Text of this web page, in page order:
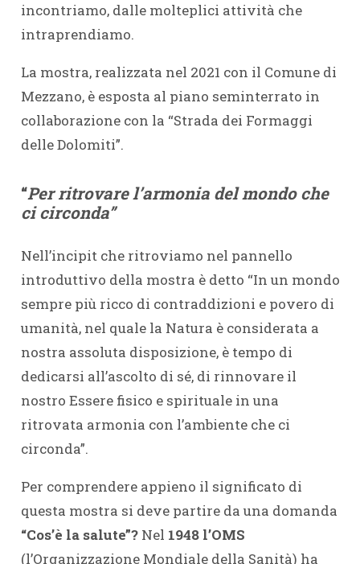
incontriamo, dalle molteplici attività che
intraprendiamo.
La mostra, realizzata nel 2021 con il Comune di
Mezzano, è esposta al piano seminterrato in
collaborazione con la “Strada dei Formaggi
delle Dolomiti”.
“Per ritrovare l’armonia del mondo che
ci circonda”
Nell’incipit che ritroviamo nel pannello
introduttivo della mostra è detto “In un mondo
sempre più ricco di contraddizioni e povero di
umanità, nel quale la Natura è considerata a
nostra assoluta disposizione, è tempo di
dedicarsi all’ascolto di sé, di rinnovare il
nostro Essere fisico e spirituale in una
ritrovata armonia con l’ambiente che ci
circonda”.
Per comprendere appieno il significato di
questa mostra si deve partire da una domanda
“Cos’è la salute”? Nel 1948 l’OMS
(l’Organizzazione Mondiale della Sanità) ha